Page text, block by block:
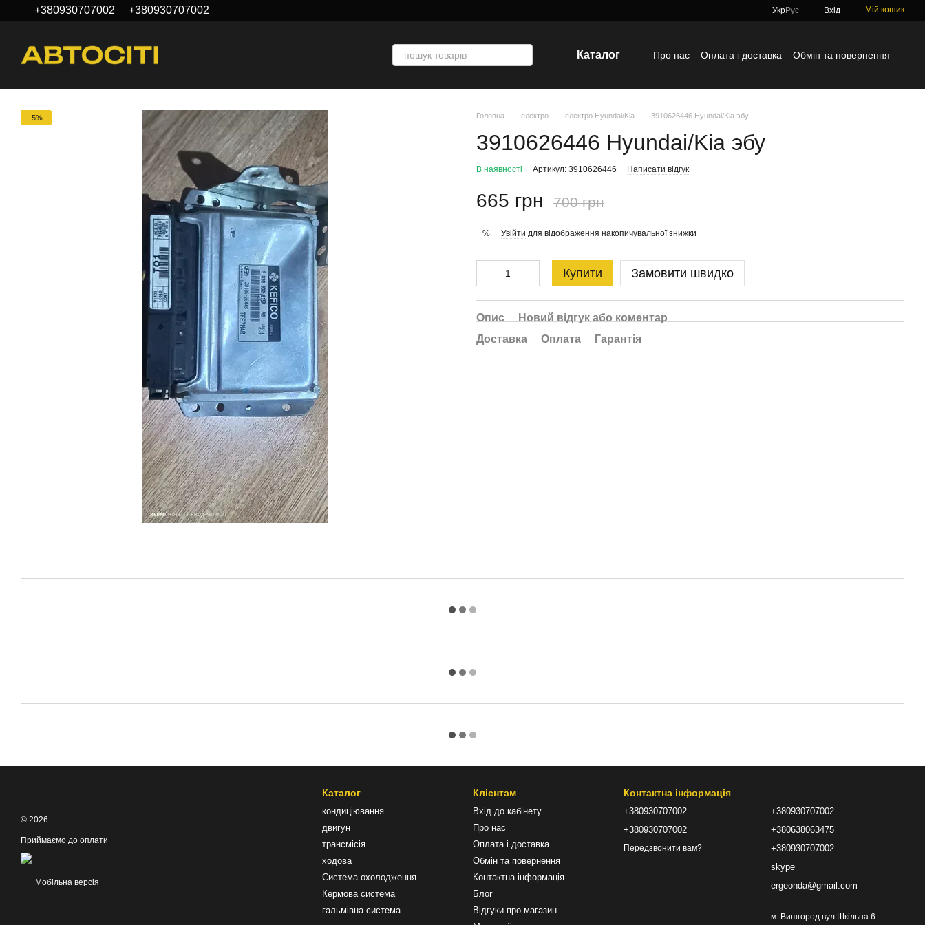
Перейти до основного контенту
+380930707002 +380930707002 УкрРус Вхід Мій кошик
Каталог Про нас Оплата і доставка
Обмін та повернення
−5% Головна електро електро Hyundai/Kia 3910626446 Hyundai/Kia эбу
3910626446 Hyundai/Kia эбу
В наявності Артикул: 3910626446 Написати відгук
665 грн 700 грн
% Увійти для відображення накопичувальної знижки
Купити Замовити швидко
Опис
Новий відгук або коментар
Доставка
Оплата Гарантія
© 2026
Приймаємо до оплати
Мобільна версія
Каталог
кондиціювання
двигун
трансмісія
ходова
Система охолодження
Кермова система
гальмівна система
Клієнтам
Вхід до кабінету
Про нас
Оплата і доставка
Обмін та повернення
Контактна інформація
Блог
Відгуки про магазин
Контактна інформація
+380930707002
+380930707002
Передзвонити вам?
+380930707002
+380638063475
+380930707002
skype
ergeonda@gmail.com
м. Вишгород вул.Шкільна 6